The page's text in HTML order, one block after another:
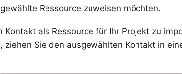
Ressource zuweisen möchten.
Kontakt als Ressource für Ihr Projekt zu
ziehen Sie den ausgewählten Kontakt in